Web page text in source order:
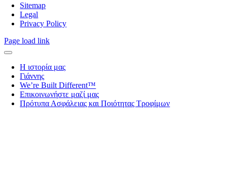
Sitemap
Legal
Privacy Policy
Page load link
H ιστορία μας
Γιάννης
We’re Built Different™
Επικοινωνήστε μαζί μας
Πρότυπα Ασφάλειας και Ποιότητας Τροφίμων